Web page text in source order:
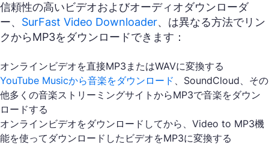
信頼性の高いビデオおよびオーディオダウンローダ
ー、 SurFast Video Downloader、は異なる方法でリン
クからMP3をダウンロードできます：
オンラインビデオを直接MP3またはWAVに変換する
YouTube Musicから音楽をダウンロード 、SoundCloud、その
他多くの音楽ストリーミングサイトからMP3で音楽をダウン
ロードする
オンラインビデオをダウンロードしてから、Video to MP3機
能を使ってダウンロードしたビデオをMP3に変換する